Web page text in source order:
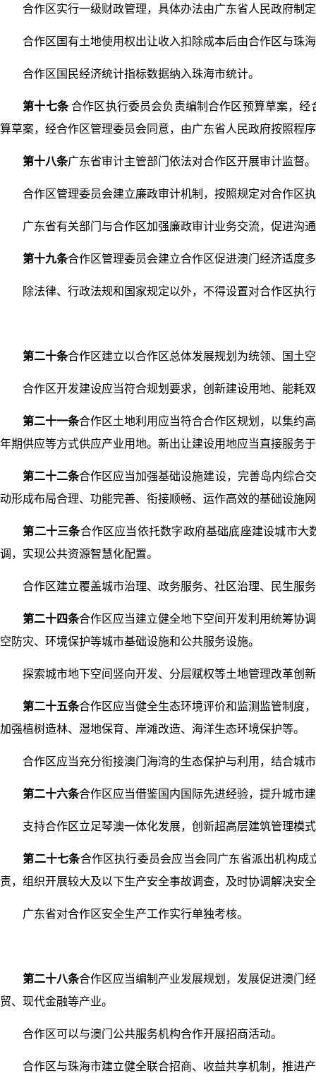
合作区实行一级财政管理，具体办法由广东省人民政府制
合作区国有土地使用权出让收入扣除成本后由合作区与珠
合作区国民经济统计指标数据纳入珠海市统计。
第十七条合作区执行委员会负责编制合作区预算草案，
算草案，经合作区管理委员会同意，由广东省人民政府按照程
第十八条广东省审计主管部门依法对合作区开展审计监督。
合作区管理委员会建立廉政审计机制，按照规定对合作区
广东省有关部门与合作区加强廉政审计业务交流，促进沟
第十九条合作区管理委员会建立合作区促进澳门经济适度
除法律、行政法规和国家规定以外，不得设置对合作区执
第二十条合作区建立以合作区总体发展规划为统领、国土
合作区开发建设应当符合规划要求，创新建设用地、能耗
第二十一条合作区土地利用应当符合合作区规划，以集约
年期供应等方式供应产业用地。新出让建设用地应当直接服务
第二十二条合作区应当加强基础设施建设，完善岛内综合
动形成布局合理、功能完善、衔接顺畅、运作高效的基础设施
第二十三条合作区应当依托数字政府基础底座建设城市
调，实现公共资源智慧化配置。
合作区建立覆盖城市治理、政务服务、社区治理、民生服
第二十四条合作区应当建立健全地下空间开发利用统筹协
空防灾、环境保护等城市基础设施和公共服务设施。
探索城市地下空间竖向开发、分层赋权等土地管理改革创
第二十五条合作区应当健全生态环境评价和监测监管制度
加强植树造林、湿地保育、岸滩改造、海洋生态环境保护等。
合作区应当充分衔接澳门海湾的生态保护与利用，结合城市
第二十六条合作区应当借鉴国内国际先进经验，提升城市
支持合作区立足琴澳一体化发展，创新超高层建筑管理模
第二十七条合作区执行委员会应当会同广东省派出机构
责，组织开展较大及以下生产安全事故调查，及时协调解决安
广东省对合作区安全生产工作实行单独考核。
第二十八条合作区应当编制产业发展规划，发展促进澳门
贸、现代金融等产业。
合作区可以与澳门公共服务机构合作开展招商活动。
合作区与珠海市建立健全联合招商、收益共享机制，推进